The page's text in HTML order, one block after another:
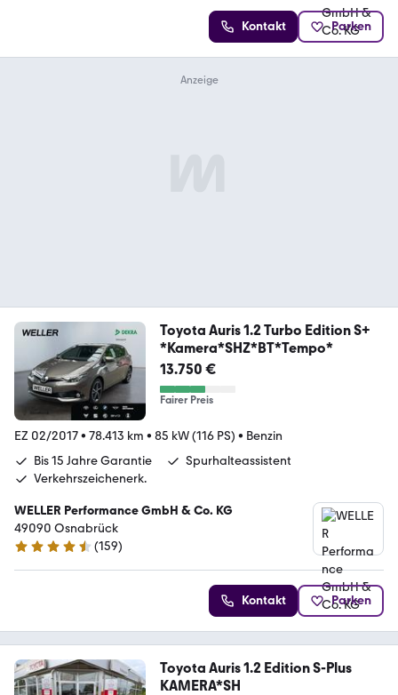
Kontakt Parken
Toyota Auris 1.2 Turbo Edition S+
*Kamera*SHZ*BT*Tempo*
13.750 €
Fairer Preis
EZ 02/2017• 78.413 km • 85 kW (116 PS) • Benzin
Bis 15 Jahre Garantie
Spurhalteassistent
Verkehrszeichenerk.
WELLER Performance GmbH & Co. KG
49090 Osnabrück
4.5 Sterne
(159)
Kontakt Parken
Toyota Auris 1.2 Edition S-Plus
KAMERA*SH